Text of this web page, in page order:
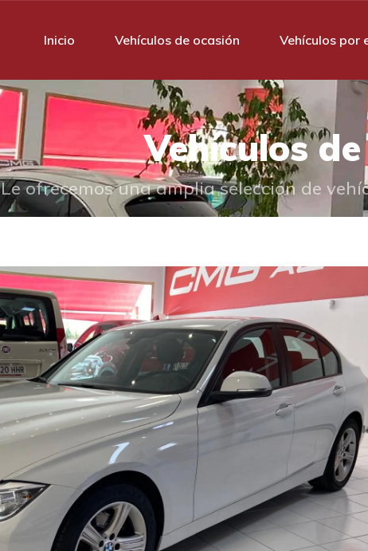
Inicio Vehículos de ocasión Vehículos por
Vehículos
Le ofrecemos una amplia selección de